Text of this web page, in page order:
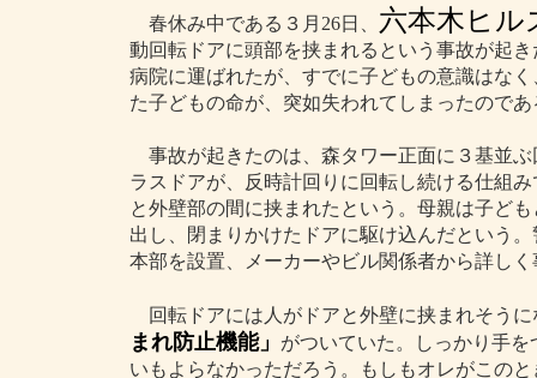
春休み中である３月26日、 六本木ヒル
動回転ドアに頭部を挟まれるという事故が起
病院に運ばれたが、すでに子どもの意識はな
た子どもの命が、突如失われてしまったのであ
事故が起きたのは、森タワー正面に３基並
ラスドアが、反時計回りに回転し続ける仕組
と外壁部の間に挟まれたという。母親は子ど
出し、閉まりかけたドアに駆け込んだという
本部を設置、メーカーやビル関係者から詳し
回転ドアには人がドアと外壁に挟まれそう
まれ防止機能」
がついていた。しっかり手
いもよらなかっただろう。もしもオレがこの